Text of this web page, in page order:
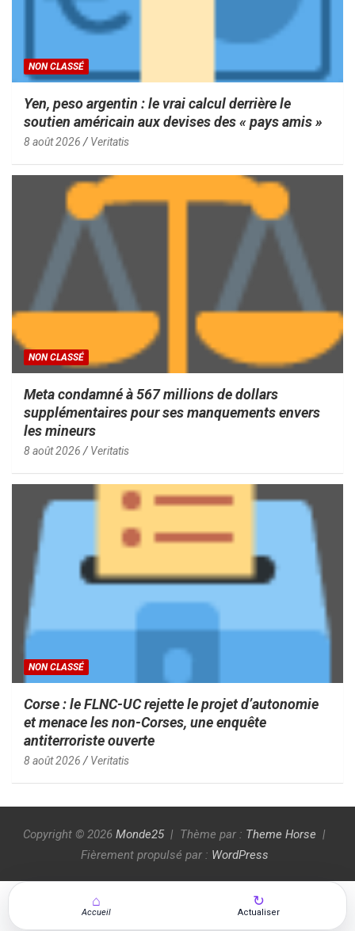
NON CLASSÉ
Yen, peso argentin : le vrai calcul derrière le
soutien américain aux devises des « pays amis »
8 août 2026 Veritatis
NON CLASSÉ
Meta condamné à 567 millions de dollars
supplémentaires pour ses manquements envers
les mineurs
8 août 2026 Veritatis
NON CLASSÉ
Corse : le FLNC-UC rejette le projet d’autonomie
et menace les non-Corses, une enquête
antiterroriste ouverte
8 août 2026 Veritatis
Copyright © 2026 Monde25 Thème par : Theme Horse
Fièrement propulsé par : WordPress
⌂
Accueil
↻
Actualiser